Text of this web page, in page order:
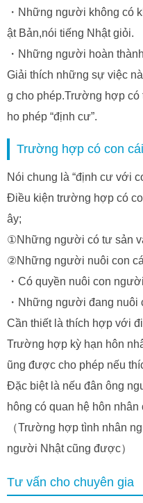
・Những người không có
ật Bản,nói tiếng Nhật giỏi.
・Những người hoàn
Giải thích những sự việc
g cho phép.Trường hợp
ho phép “định cư”.
Trường hợp có con
Nói chung là “định cư với
Điều kiện trường hợp có
ây;
①Những người có tư sản
②Những người nuôi con
・Có quyền nuôi con
・Những người đang nuôi
Cần thiết là thích hợp với
Trường hợp kỳ hạn hôn
ũng được cho phép nếu
Đặc biệt là nếu đân ông
hông có quan hệ hôn
（Trường hợp tình nhân
người Nhật cũng được）
Tư vấn cho chuyên gia